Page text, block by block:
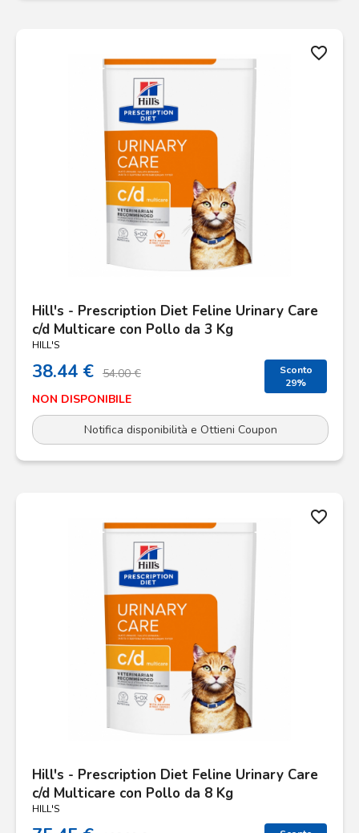
favorite_border
Hill's - Prescription Diet Feline Urinary Care
c/d Multicare con Pollo da 3 Kg
HILL'S
38.44 € 54.00 €
Sconto
29%
NON DISPONIBILE
Notifica disponibilità e Ottieni Coupon
favorite_border
Hill's - Prescription Diet Feline Urinary Care
c/d Multicare con Pollo da 8 Kg
HILL'S